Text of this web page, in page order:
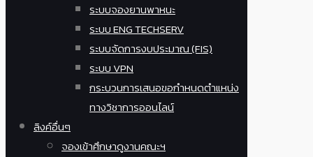
ระบบจองยานพาหนะ
ระบบ ENG TECHSERV
ระบบจัดการงบประมาณ (FIS)
ระบบ VPN
กระบวนการเสนอขอกำหนดตำแหน่ง
ทางวิชาการออนไลน์
ลิงค์อื่นๆ
จองเข้าศึกษาดูงานคณะฯ